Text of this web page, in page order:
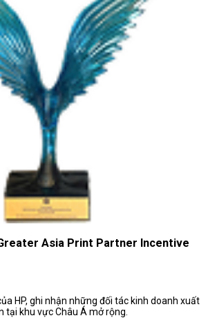
Asia Print Partner Incentive
HP, ghi nhận những đối tác kinh doanh xuất
tại khu vực Châu Á mở rộng.